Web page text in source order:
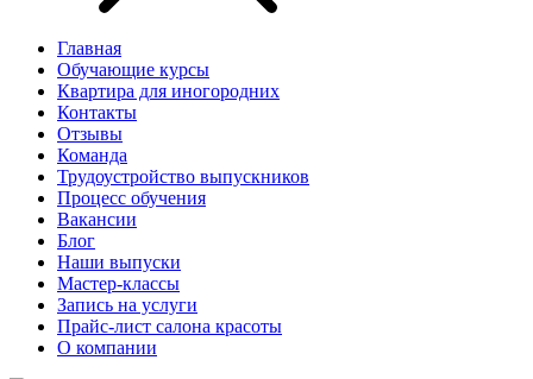
Главная
Обучающие курсы
Квартира для иногородних
Контакты
Отзывы
Команда
Трудоустройство выпускников
Процесс обучения
Вакансии
Блог
Наши выпуски
Мастер-классы
Запись на услуги
Прайс-лист салона красоты
О компании